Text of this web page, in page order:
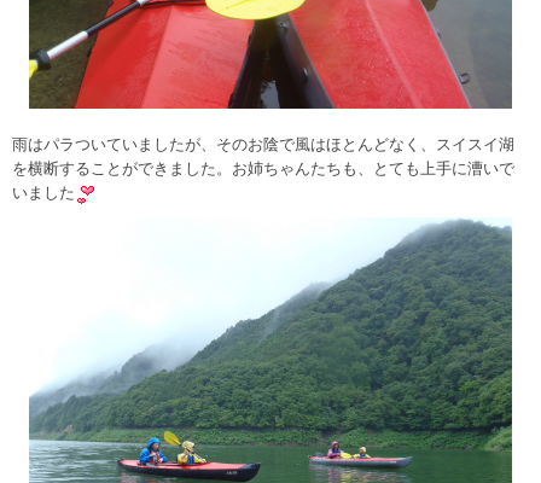
雨はパラついていましたが、そのお陰で風はほとんどなく、スイスイ湖
を横断することができました。お姉ちゃんたちも、とても上手に漕いで
いました